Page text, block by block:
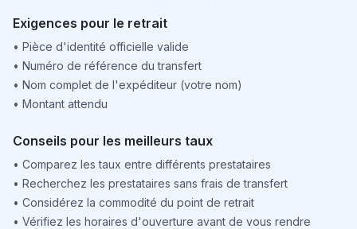
Exigences pour le retrait
• Pièce d'identité officielle valide
• Numéro de référence du transfert
• Nom complet de l'expéditeur (votre nom)
• Montant attendu
Conseils pour les meilleurs taux
• Comparez les taux entre différents prestataires
• Recherchez les prestataires sans frais de transfert
• Considérez la commodité du point de retrait
• Vérifiez les horaires d'ouverture avant de vous rendre